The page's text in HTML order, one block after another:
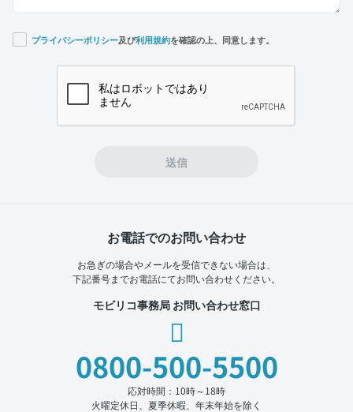
プライバシーポリシー及び利用規約を確認の上、同意します。
送信
お電話でのお問い合わせ
お急ぎの場合やメールを受信できない場合は、
下記番号までお電話にてお問い合わせください。
モビリコ事務局 お問い合わせ窓口
0800-500-5500
応対時間：10時～18時
火曜定休日、夏季休暇、年末年始を除く